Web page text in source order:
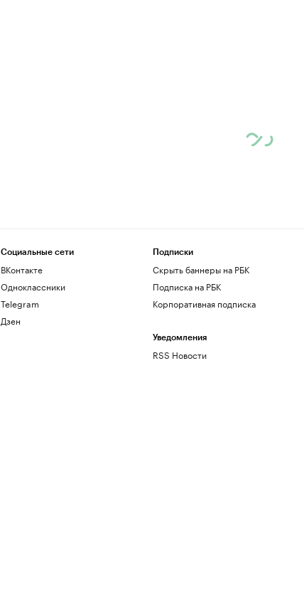
Социальные сети
ВКонтакте
Одноклассники
Telegram
Дзен
Подписки
Скрыть баннеры на РБК
Подписка на РБК
Корпоративная подписка
Уведомления
RSS Новости